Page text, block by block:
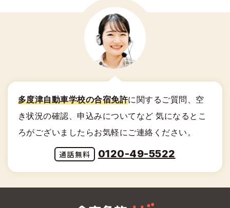
多度津自動車学校の合宿免許に関する ご質問、空
き状況の確認、申込みについてなど 気になるとこ
ろがございましたらお気軽にご連絡ください。
0120-49-5522